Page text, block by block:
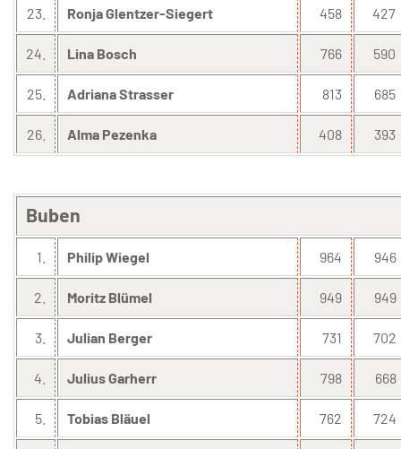
23. Ronja Glentzer-Siegert 458 427
24. Lina Bosch 766 590
25. Adriana Strasser 813 685
26. Alma Pezenka 408 393
Buben
1. Philip Wiegel 964 946
2. Moritz Blümel 949 949
3. Julian Berger 731 702
4. Julius Garherr 798 668
5. Tobias Bläuel 762 724